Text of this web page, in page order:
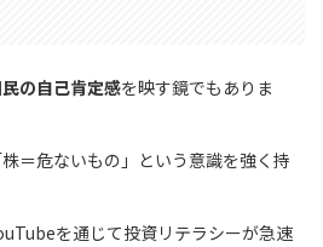
の自己肯定感を映す鏡でもありま
＝危ないもの」という意識を強く持
を通じて投資リテラシーが急速